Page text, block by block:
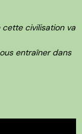
civilisation va
entraîner dans